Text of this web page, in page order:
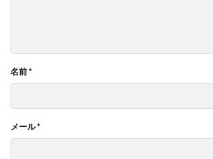
名前*
メール*